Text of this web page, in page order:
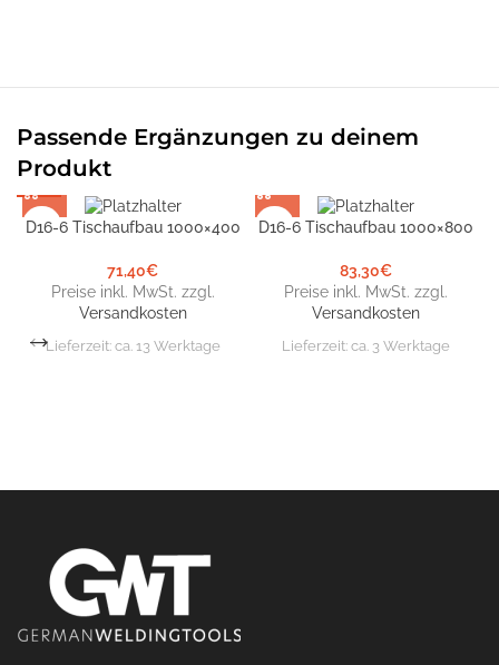
Passende Ergänzungen zu deinem
Produkt
D16-6 Tischaufbau 1000×400
71,40€
Preise inkl. MwSt. zzgl.
Versandkosten
Lieferzeit: ca. 13 Werktage
D16-6 Tischaufbau 1000×800
83,30€
Preise inkl. MwSt. zzgl.
Versandkosten
Lieferzeit: ca. 3 Werktage